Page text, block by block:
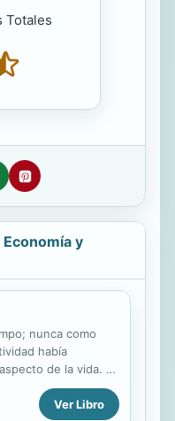
Totales
y
nunca como
había
de la vida. El
permite imaginar
pueda serVer Libro